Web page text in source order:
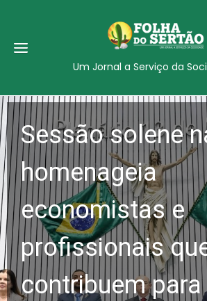
Um Jornal a Serviço da
Sessão solene
homenageia
economistas e
profissionais
contribuem